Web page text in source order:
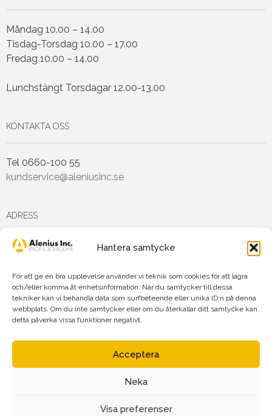
Hantera samtycke
För att ge en bra upplevelse använder vi teknik som cookies för att lagra
och/eller komma åt enhetsinformation. När du samtycker till dessa
tekniker kan vi behandla data som surfbeteende eller unika ID:n på denna
webbplats. Om du inte samtycker eller om du återkallar ditt samtycke kan
detta påverka vissa funktioner negativt.
Acceptera
Neka
Visa preferenser
Måndag 10.00 – 14.00
Tisdag-Torsdag 10.00 – 17.00
Fredag 10.00 – 14.00
Lunchstängt Torsdagar 12.00-13.00
KONTAKTA OSS
Tel 0660-100 55
kundservice@aleniusinc.se
ADRESS
Hästmarksvägen 3D
FÖLJ OSS PÅ
Agnetha Alenius Incorporated AB